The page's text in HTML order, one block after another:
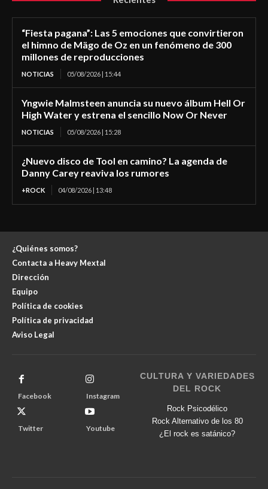
“Fiesta pagana”: Las 5 emociones que convirtieron
el himno de Mägo de Oz en un fenómeno de 300
millones de reproducciones
NOTICIAS 05/08/2026 | 15:44
Yngwie Malmsteen anuncia su nuevo álbum Hell Or
High Water y estrena el sencillo Now Or Never
NOTICIAS 05/08/2026 | 15:28
¿Nuevo disco de Tool en camino? La agenda de
Danny Carey reaviva los rumores
+ROCK 04/08/2026 | 13:48
¿Quiénes somos?
Contacta a Heavy Mextal
Dirección
Equipo
Política de cookies
Política de privacidad
Aviso Legal
Facebook Instagram
Twitter Youtube
CULTURA Y VARIEDADES
DEL ROCK
Rock Psicodélico
Rock Alternativo de los 80
¿El rock es satánico?